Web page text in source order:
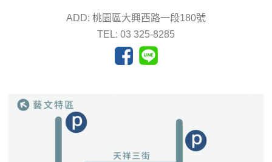
ADD: 桃園區大興西路一段180號
TEL: 03 325-8285